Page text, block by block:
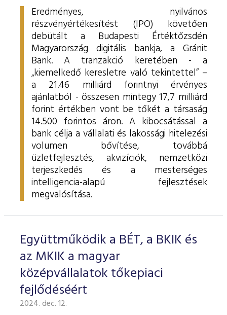
Eredményes, nyilvános
részvényértékesítést (IPO) követően
debütált a Budapesti Értéktőzsdén
Magyarország digitális bankja, a Gránit
Bank. A tranzakció keretében - a
„kiemelkedő keresletre való tekintettel” –
a 21.46 milliárd forintnyi érvényes
ajánlatból - összesen mintegy 17,7 milliárd
forint értékben vont be tőkét a társaság
14.500 forintos áron. A kibocsátással a
bank célja a vállalati és lakossági hitelezési
volumen bővítése, továbbá
üzletfejlesztés, akvizíciók, nemzetközi
terjeszkedés és a mesterséges
intelligencia-alapú fejlesztések
megvalósítása.
Együttműködik a BÉT, a BKIK és
az MKIK a magyar
középvállalatok tőkepiaci
fejlődéséért
2024. dec. 12.